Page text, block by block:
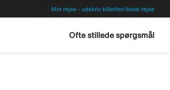
Min rejse - udskriv billetter/betal rejse
Ofte stillede spørgsmål